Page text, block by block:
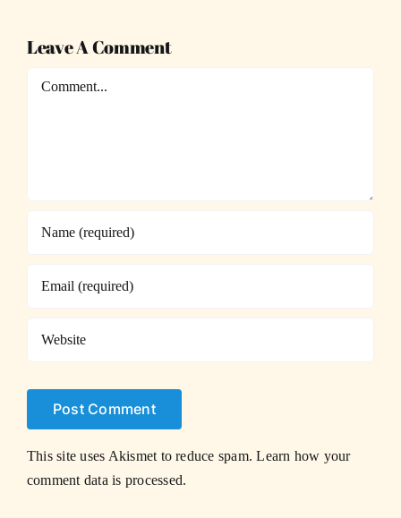
Leave A Comment
Comment
This site uses Akismet to reduce spam.Learn how your
comment data is processed.